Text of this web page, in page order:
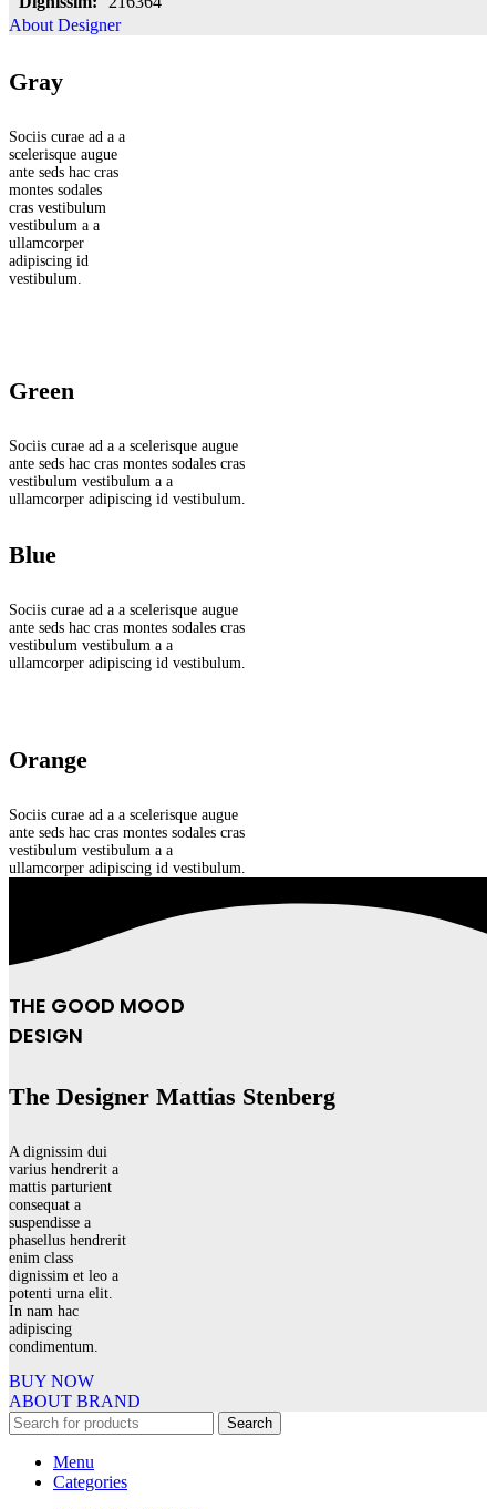
About Designer
Gray
Sociis curae ad a a
scelerisque augue
ante seds hac cras
montes sodales
cras vestibulum
vestibulum a a
ullamcorper
adipiscing id
vestibulum.
Green
Sociis curae ad a a scelerisque augue
ante seds hac cras montes sodales cras
vestibulum vestibulum a a
ullamcorper adipiscing id vestibulum.
Blue
Sociis curae ad a a scelerisque augue
ante seds hac cras montes sodales cras
vestibulum vestibulum a a
ullamcorper adipiscing id vestibulum.
Orange
Sociis curae ad a a scelerisque augue
ante seds hac cras montes sodales cras
vestibulum vestibulum a a
ullamcorper adipiscing id vestibulum.
THE GOOD MOOD
DESIGN
The Designer Mattias Stenberg
A dignissim dui
varius hendrerit a
mattis parturient
consequat a
suspendisse a
phasellus hendrerit
enim class
dignissim et leo a
potenti urna elit.
In nam hac
adipiscing
condimentum.
BUY NOW
ABOUT BRAND
Search
Menu
Categories